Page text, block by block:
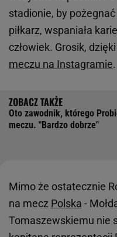
stadionie, by
piłkarz, wspaniała
człowiek. Grosik,
meczu na Instagramie.
Oto zawodnik, którego
meczu. "Bardzo dobrze"
Mimo że ostatecznie
na mecz Polska -
Tomaszewskiemu nie